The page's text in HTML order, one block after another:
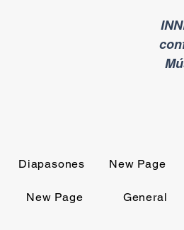
Diapasones New Page
New Page General